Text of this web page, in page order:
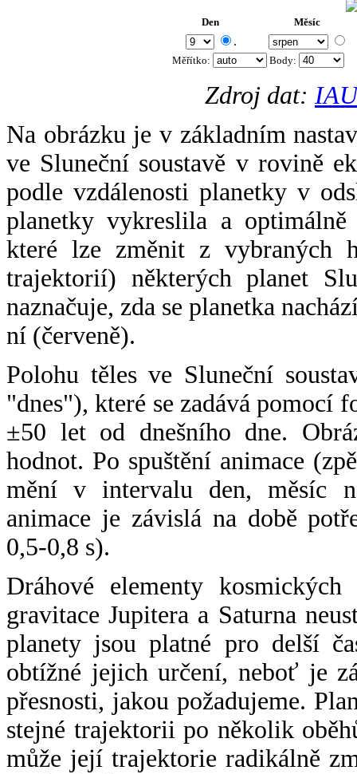
Den Měsíc
.
Měřítko: Body:
Zdroj dat:
Na obrázku je v základním
ve Sluneční soustavě v rovině
podle vzdálenosti planetky v
planetky vykreslila a
které lze změnit z vybraných
trajektorií) některých planet
naznačuje, zda se planetka
ní (červeně).
Polohu těles ve Sluneční
"dnes"), které se zadává pomocí
±50 let od dnešního dne.
hodnot. Po spuštění animace
mění v intervalu den, měsíc
animace je závislá na době
0,5-0,8 s).
Dráhové elementy
gravitace Jupitera a Saturna
planety jsou platné pro delší
obtížné jejich určení, neboť je
přesnosti, jakou požadujeme.
stejné trajektorii po několik
může její trajektorie radikálně